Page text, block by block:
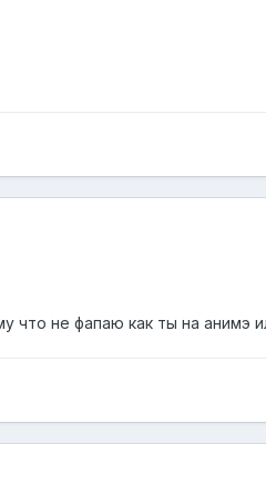
не фапаю как ты на анимэ